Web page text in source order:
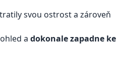
svou ostrost a zároveň
a dokonale zapadne ke